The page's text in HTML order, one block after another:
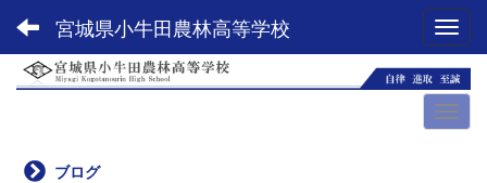
宮城県小牛田農林高等学校
ブログ